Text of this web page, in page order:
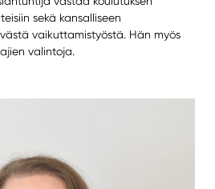
sekä kansalliseen
vaikuttamistyöstä. Hän myös
valintoja.